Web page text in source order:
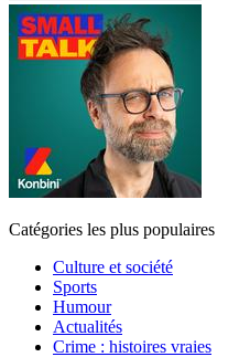
Catégories les plus populaires
Culture et société
Sports
Humour
Actualités
Crime : histoires vraies